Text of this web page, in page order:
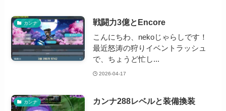
カンナ 戦闘力3億とEncore
こんにちわ、nekoじゃらしです！
最近怒涛の狩りイベントラッシュ
で、ちょうど忙し...
2026-04-17
カンナ カンナ288レベルと装備換装